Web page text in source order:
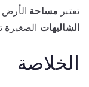
تعتبر مساحة
الشاليهات الصغيرة
الخلاصة